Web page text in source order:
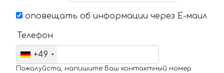
оповещать об информации через Е-маил
Телефон
+49
Пожалуйста, напишите Ваш контактный номер